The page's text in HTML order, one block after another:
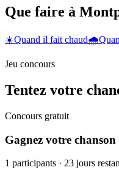
Que faire à
☀️Quand il fait chaud🌧️
Jeu concours
Tentez votre
Concours gratuit
Gagnez votre
1 participants · 23 jours